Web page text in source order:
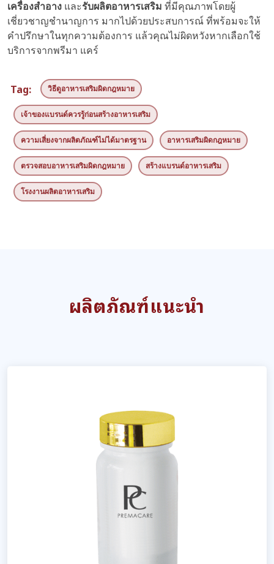
เครื่องสำอาง และรับผลิตอาหารเสริม ที่มีคุณภาพโดยผู้
เชี่ยวชาญชำนาญการ มากไปด้วยประสบการณ์ ที่พร้อมจะให้
คำปรึกษาในทุกความต้องการ แล้วคุณไม่ผิดหวังหากเลือกใช้
บริการจากพรีมา แคร์
Tag: วิธีดูอาหารเสริมผิดกฎหมาย
เจ้าของแบรนด์ควรรู้ก่อนสร้างอาหารเสริม
ความเสี่ยงจากผลิตภัณฑ์ไม่ได้มาตรฐาน อาหารเสริมผิดกฎหมาย
ตรวจสอบอาหารเสริมผิดกฎหมาย สร้างแบรนด์อาหารเสริม
โรงงานผลิตอาหารเสริม
ผลิตภัณฑ์แนะนำ